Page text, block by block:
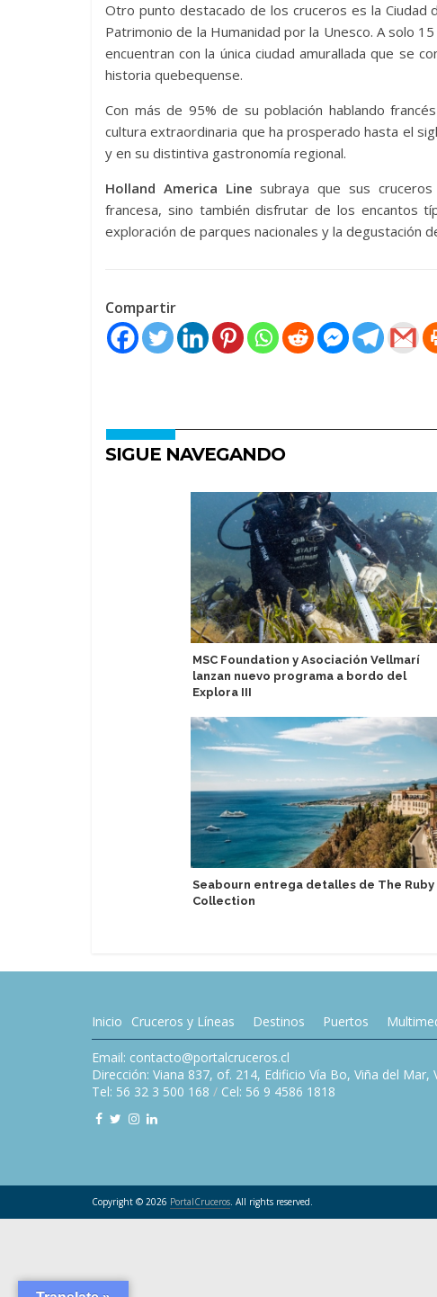
Otro punto destacado de los cruceros es la Ciudad
Patrimonio de la Humanidad por la Unesco. A solo
encuentran con la única ciudad amurallada que se
historia quebequense.
Con más de 95% de su población hablando
cultura extraordinaria que ha prosperado hasta el
y en su distintiva gastronomía regional.
Holland America Line subraya que sus
francesa, sino también disfrutar de los encantos
exploración de parques nacionales y la degustación
Compartir
SIGUE NAVEGANDO
MSC Foundation y Asociación Vellmarí
lanzan nuevo programa a bordo del
Explora III
Seabourn entrega detalles de The Ruby
Collection
Inicio Cruceros y Líneas Destinos Puertos
Email: contacto@portalcruceros.cl
Dirección: Viana 837, of. 214, Edificio Vía Bo, Viña del Mar,
Tel: 56 32 3 500 168 / Cel: 56 9 4586 1818
Copyright © 2026 PortalCruceros. All rights reserved.